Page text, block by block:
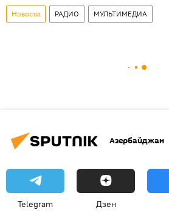
Новости РАДИО МУЛЬТИМЕДИА
Азербайджан
Telegram Дзен